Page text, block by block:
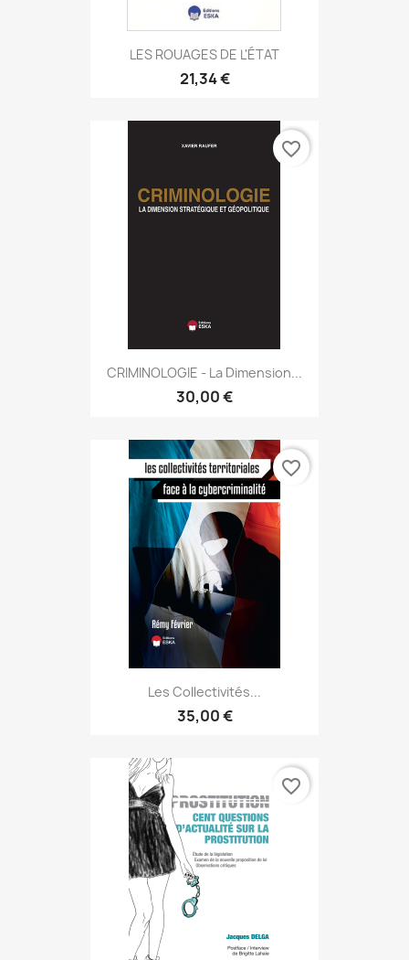
LES ROUAGES DE L'ÉTAT
21,34 €
CRIMINOLOGIE - La Dimension...
30,00 €
favorite_border
Les Collectivités...
35,00 €
favorite_border
favorite_border